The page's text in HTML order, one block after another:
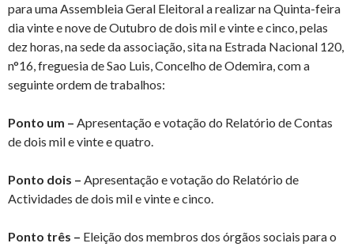
para uma Assembleia Geral Eleitoral a realizar na Quinta-feira
dia vinte e nove de Outubro de dois mil e vinte e cinco, pelas
dez horas, na sede da associação, sita na Estrada Nacional 120,
n°16, freguesia de Sao Luis, Concelho de Odemira, com a
seguinte ordem de trabalhos:
Ponto um – Apresentação e votação do Relatório de Contas
de dois mil e vinte e quatro.
Ponto dois – Apresentação e votação do Relatório de
Actividades de dois mil e vinte e cinco.
Ponto três – Eleição dos membros dos órgãos sociais para o